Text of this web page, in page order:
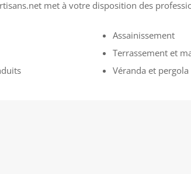
met à votre disposition des
Assainissement
Terrassement et
Véranda et pergola